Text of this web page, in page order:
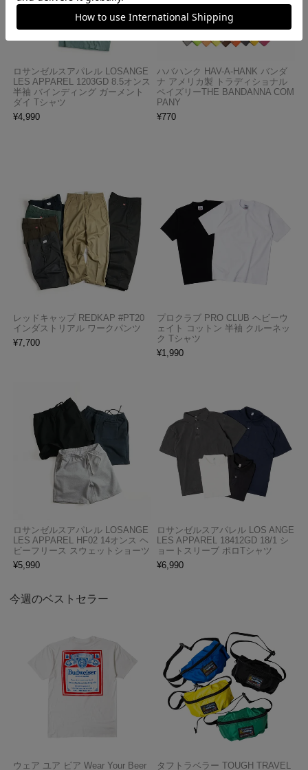
ロサンゼルスアパレル LOSANGE
LES APPAREL 1203GD 8.5オンス
半袖 バインディング ガーメント
ダイ Tシャツ
¥4,990
ハバハンク HAV-A-HANK バンダ
ナ アメリカ製 トラディショナル
ペイズリーTHE BANDANNA COM
PANY
¥770
レッドキャップ REDKAP #PT20
インダストリアル ワークパンツ
¥7,700
プロクラブ PRO CLUB ヘビーウ
ェイト コットン 半袖 クルーネッ
ク Tシャツ
¥1,990
ロサンゼルスアパレル LOSANGE
LES APPAREL HF02 14オンス ヘ
ビーフリース スウェットショーツ
¥5,990
ロサンゼルスアパレル LOS ANGE
LES APPAREL 18412GD 18/1 シ
ョートスリーブ ポロTシャツ
¥6,990
今週のベストセラー
ウェア ユア ビア Wear Your Beer タフトラベラー TOUGH TRAVEL